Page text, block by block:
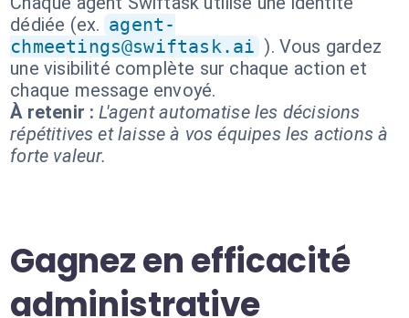
dédiée (ex. agent-
chmeetings@swiftask.ai ). Vous gardez
une visibilité complète sur chaque action et
chaque message envoyé.
À retenir : L'agent automatise les décisions
répétitives et laisse à vos équipes les actions à
forte valeur.
Gagnez en efficacité
administrative